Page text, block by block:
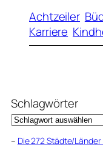
Achtzeiler
Karriere
Schlagwörter
– Die 272 Städte/